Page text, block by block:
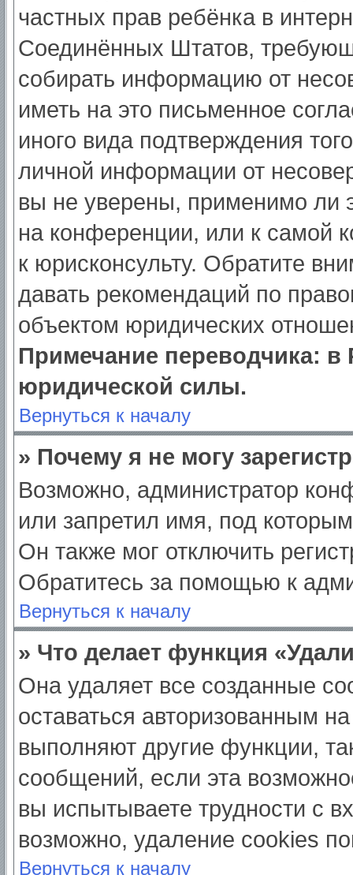
частных прав ребёнка в
Соединённых Штатов,
собирать информацию от
иметь на это письменное
иного вида подтверждения
личной информации от
вы не уверены, применимо ли
на конференции, или к самой
к юрисконсульту. Обратите
давать рекомендаций по
объектом юридических
Примечание переводчика: в
юридической силы.
Вернуться к началу
» Почему я не могу
Возможно, администратор
или запретил имя, под
Он также мог отключить
Обратитесь за помощью к
Вернуться к началу
» Что делает функция
Она удаляет все созданные
оставаться авторизованным
выполняют другие функции,
сообщений, если эта
вы испытываете трудности с
возможно, удаление cookies
Вернуться к началу